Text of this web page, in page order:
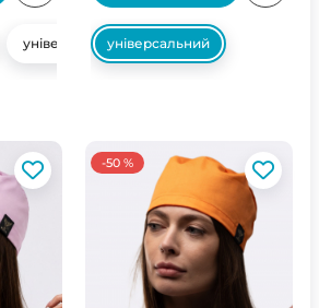
універсальнийуніверсальний
-50 %